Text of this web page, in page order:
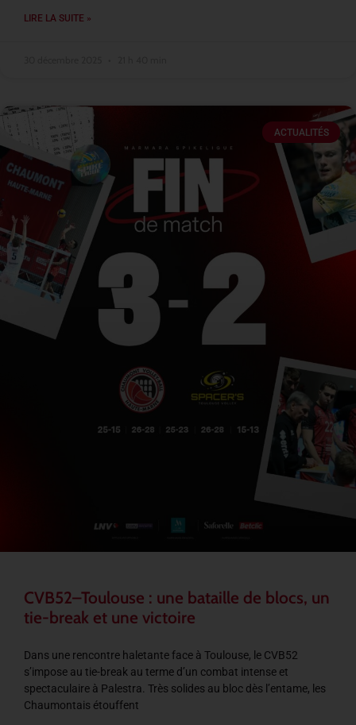
LIRE LA SUITE »
ACTUALITÉS
CVB52–Toulouse : une bataille de blocs, un
tie-break et une victoire
Dans une rencontre haletante face à Toulouse, le CVB52
s’impose au tie-break au terme d’un combat intense et
spectaculaire à Palestra. Très solides au bloc dès l’entame, les
Chaumontais étouffent